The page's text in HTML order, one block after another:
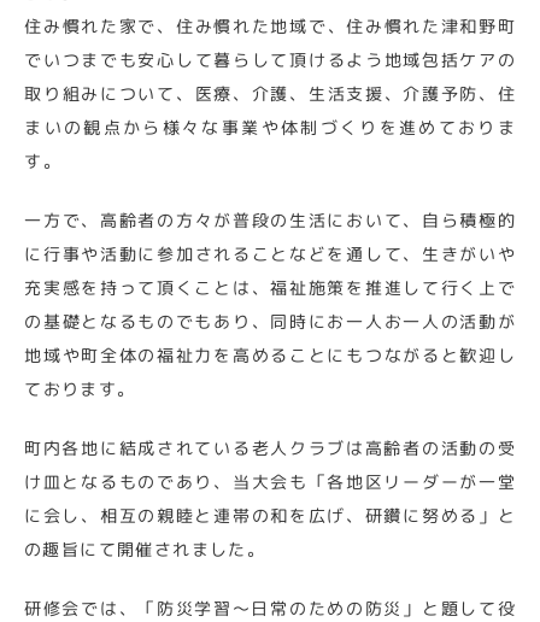
住み慣れた家で、住み慣れた地域で、住み慣れた津和野町
でいつまでも安心して暮らして頂けるよう地域包括ケアの
取り組みについて、医療、介護、生活支援、介護予防、住
まいの観点から様々な事業や体制づくりを進めておりま
す。
一方で、高齢者の方々が普段の生活において、自ら積極的
に行事や活動に参加されることなどを通して、生きがいや
充実感を持って頂くことは、福祉施策を推進して行く上で
の基礎となるものでもあり、同時にお一人お一人の活動が
地域や町全体の福祉力を高めることにもつながると歓迎し
ております。
町内各地に結成されている老人クラブは高齢者の活動の受
け皿となるものであり、当大会も「各地区リーダーが一堂
に会し、相互の親睦と連帯の和を広げ、研鑽に努める」と
の趣旨にて開催されました。
研修会では、「防災学習～日常のための防災」と題して役